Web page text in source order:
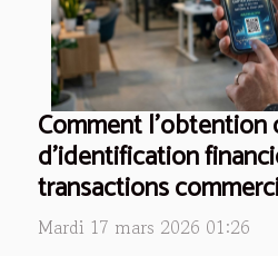
Comment l'obtention
d'identification
transactions
Mardi 17 mars 2026 01:26